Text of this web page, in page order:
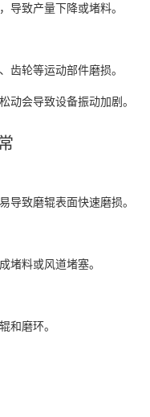
导致产量下降或堵料。
齿轮等运动部件磨损。
动会导致设备振动加剧。
导致磨辊表面快速磨损。
堵料或风道堵塞。
和磨环。